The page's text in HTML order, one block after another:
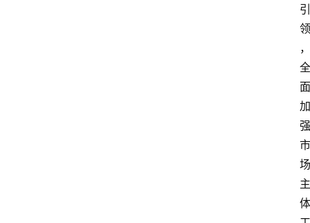
引
领
，
全
面
加
强
市
场
主
体